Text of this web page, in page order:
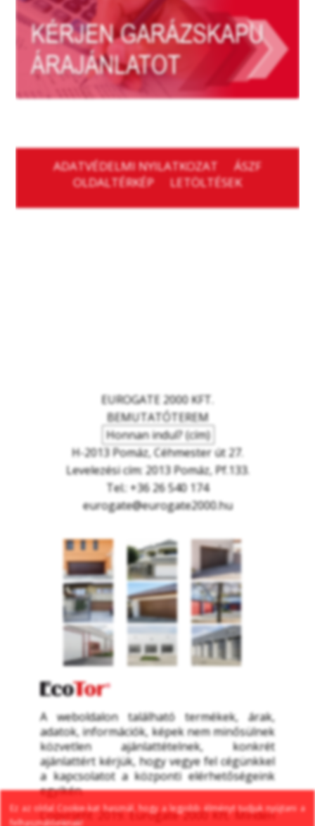
ADATVÉDELMI NYILATKOZAT
ÁSZF
OLDALTÉRKÉP
LETÖLTÉSEK
EUROGATE 2000 KFT.
BEMUTATÓTEREM
Honnan indul? (cím)
H-2013 Pomáz, Céhmester út 27.
Levelezési cím: 2013 Pomáz, Pf.133.
Tel.: +36 26 540 174
eurogate@eurogate2000.hu
A weboldalon található termékek, árak,
adatok, információk, képek nem minősülnek
közvetlen ajánlattételnek, konkrét
ajánlattért kérjük, hogy vegye fel cégünkkel
a kapcsolatot a központi elérhetőségeink
egyikén.
Copyright 2019. Eurogate 2000 Kft. Minden
Ez az oldal Cookie-kat használ, hogy a legjobb élményt tudjuk nyújtani a
felhasználóinknak!